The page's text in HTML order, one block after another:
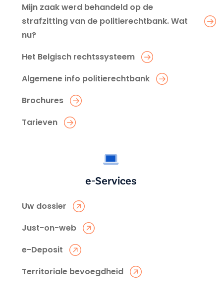
Mijn zaak werd behandeld op de
strafzitting van de politierechtbank. Wat
nu?
Het Belgisch rechtssysteem
Algemene info politierechtbank
Brochures
Tarieven
e-Services
Uw dossier
Just-on-web
e-Deposit
Territoriale bevoegdheid